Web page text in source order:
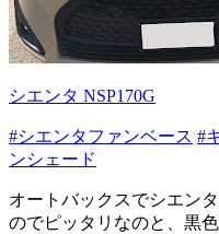
シエンタ NSP170G
#シエンタファンベース #
ンシェード
オートバックスでシエン
のでピッタリなのと、黒